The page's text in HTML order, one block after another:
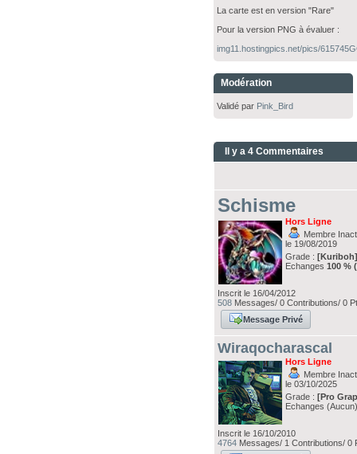
La carte est en version "Rare"
Pour la version PNG à évaluer :
img11.hostingpics.net/pics/
Modération
Validé par Pink_Bird
Il y a 4 Commentaires
Schisme
Hors Ligne
Membre
le 19/08/2019
Grade :
Echanges100 % (
Inscrit le 16/04/2012
508 Messages/ 0 Contributions/ 0
Message Privé
Wiraqocharascal
Hors Ligne
Membre
le 03/10/2025
Grade :[Pro
Echanges
Inscrit le 16/10/2010
4764 Messages/ 1 Contributions/ 0